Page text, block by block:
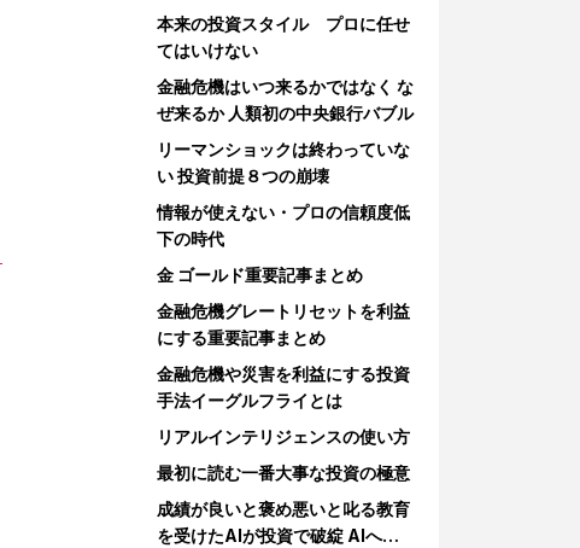
本来の投資スタイル プロに任せ
てはいけない
金融危機はいつ来るかではなく な
ぜ来るか 人類初の中央銀行バブル
リーマンショックは終わっていな
い 投資前提８つの崩壊
情報が使えない・プロの信頼度低
下の時代
金 ゴールド重要記事まとめ
金融危機グレートリセットを利益
にする重要記事まとめ
金融危機や災害を利益にする投資
手法イーグルフライとは
リアルインテリジェンスの使い方
最初に読む一番大事な投資の極意
成績が良いと褒め悪いと叱る教育
を受けたAIが投資で破綻 AIへの